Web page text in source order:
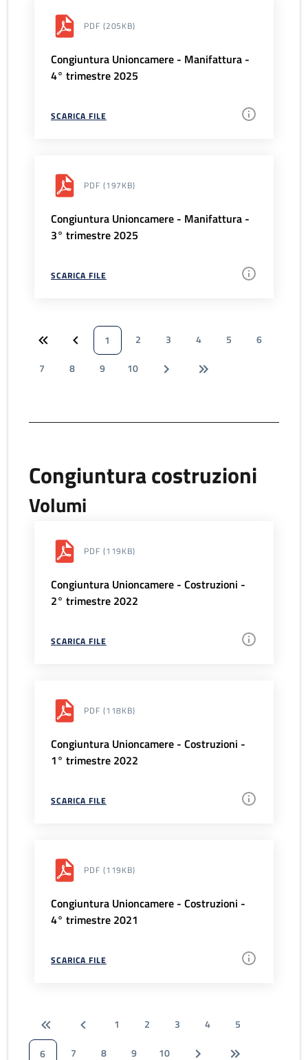
PDF (205KB)
Congiuntura Unioncamere - Manifattura -
4° trimestre 2025
SCARICA FILE
PDF (197KB)
Congiuntura Unioncamere - Manifattura -
3° trimestre 2025
SCARICA FILE
1 2 3 4 5
6
7
8 9 10
Congiuntura costruzioni
Volumi
PDF (119KB)
Congiuntura Unioncamere - Costruzioni -
2° trimestre 2022
SCARICA FILE
PDF (118KB)
Congiuntura Unioncamere - Costruzioni -
1° trimestre 2022
SCARICA FILE
PDF (119KB)
Congiuntura Unioncamere - Costruzioni -
4° trimestre 2021
SCARICA FILE
1 2 3 4
5
6
7 8 9 10